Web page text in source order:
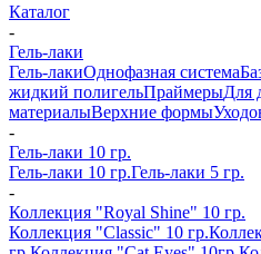
Каталог
-
Гель-лаки
Гель-лакиОднофазная система
жидкий полигельПраймерыДля
материалыВерхние формы
-
Гель-лаки 10 гр.
Гель-лаки 10 гр.Гель-лаки 5 гр.
-
Коллекция "Royal Shine" 10 гр.
Коллекция "Classic" 10 гр.